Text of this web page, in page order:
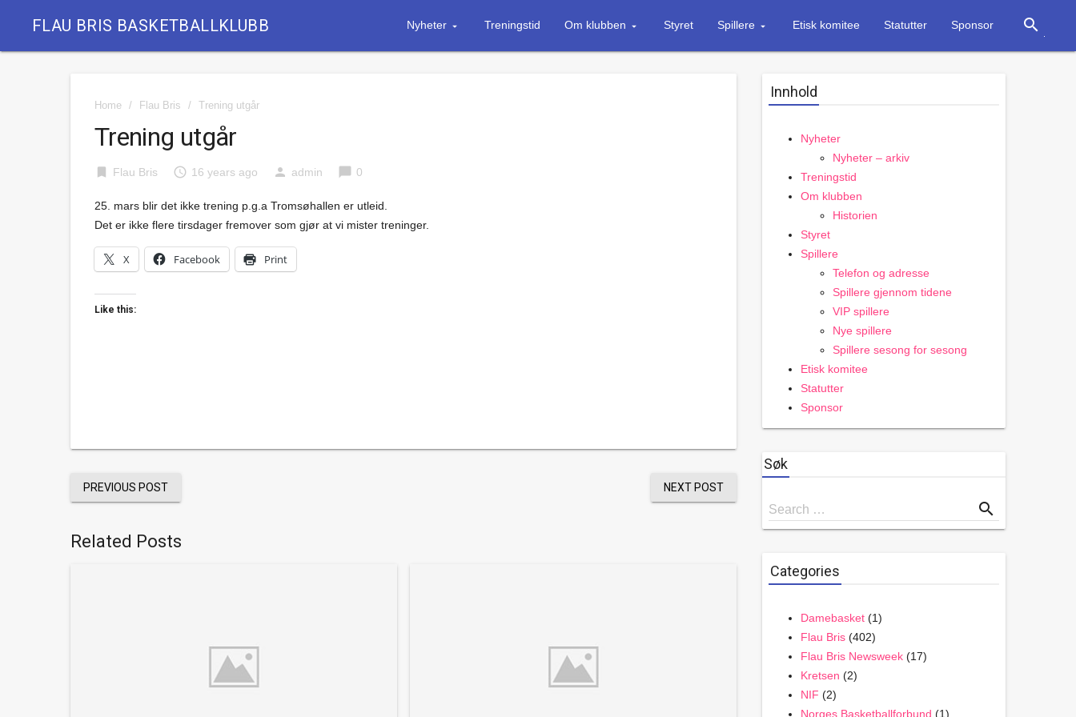
FLAU BRIS BASKETBALLKLUBB Nyheter Treningstid Om klubben Styret Spillere Etisk komitee Statutter Sponsor search
Home / Flau Bris / Trening utgår
Trening utgår
bookmark Flau Bris access_time 16 years ago person admin chat_bubble 0
25. mars blir det ikke trening p.g.a Tromsøhallen er utleid.
Det er ikke flere tirsdager fremover som gjør at vi mister treninger.
X Facebook Print
Like this:
PREVIOUS POST NEXT POST
Related Posts
Innhold
Nyheter
Nyheter – arkiv
Treningstid
Om klubben
Historien
Styret
Spillere
Telefon og adresse
Spillere gjennom tidene
VIP spillere
Nye spillere
Spillere sesong for sesong
Etisk komitee
Statutter
Sponsor
Søk
Search
for
Search … search
Categories
Damebasket (1)
Flau Bris (402)
Flau Bris Newsweek (17)
Kretsen (2)
NIF (2)
Norges Basketballforbund (1)